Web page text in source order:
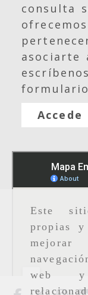
Este
propias y
web y
consulta
asociarte
Accede